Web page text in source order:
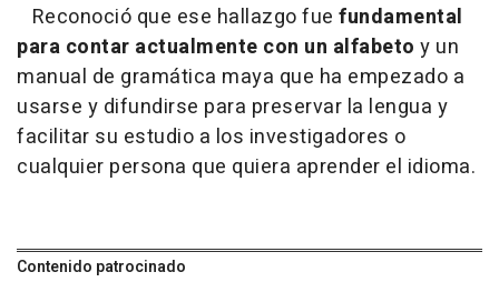
Reconoció que ese hallazgo fue fundamental
para contar actualmente con un alfabeto y un
manual de gramática maya que ha empezado a
usarse y difundirse para preservar la lengua y
facilitar su estudio a los investigadores o
cualquier persona que quiera aprender el idioma.
Contenido patrocinado